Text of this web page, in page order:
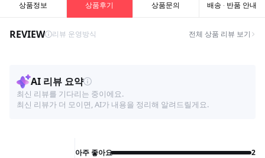
상품정보 상품후기 상품문의 배송 · 반품 안내